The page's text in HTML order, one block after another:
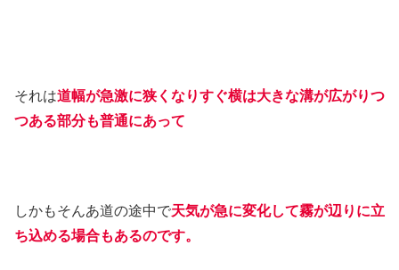
それは道幅が急激に狭くなりすぐ横は大きな溝が広がりつ
つある部分も普通にあって
しかもそんあ道の途中で天気が急に変化して霧が辺りに立
ち込める場合もあるのです。